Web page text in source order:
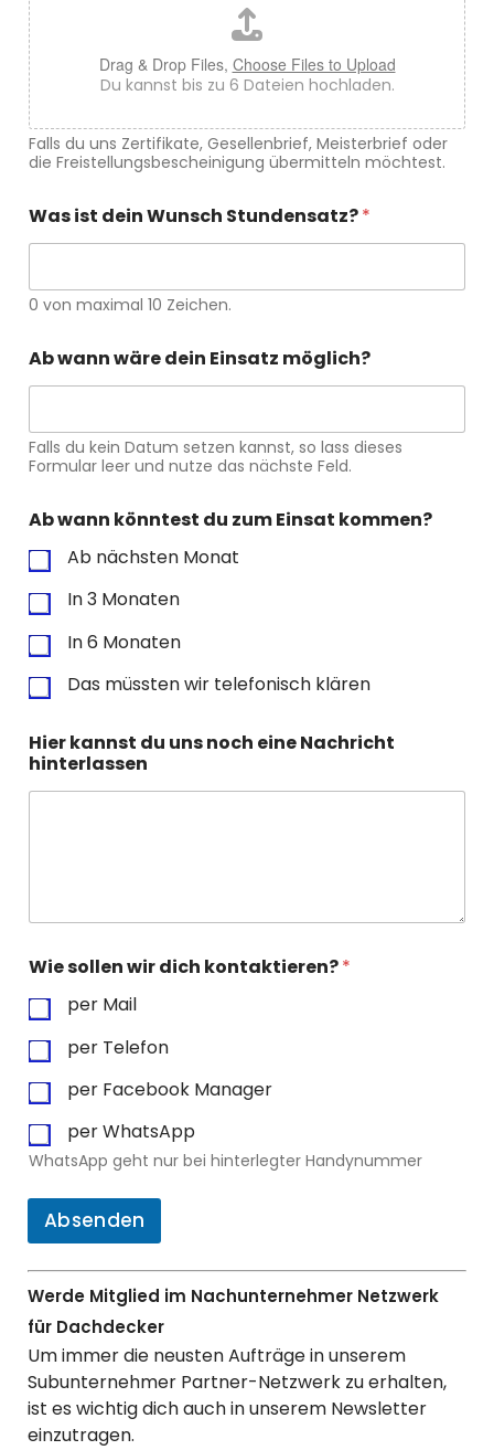
Drag & Drop Files, Choose Files to Upload
Du kannst bis zu 6 Dateien hochladen.
Falls du uns Zertifikate, Gesellenbrief, Meisterbrief oder
die Freistellungsbescheinigung übermitteln möchtest.
Was ist dein Wunsch Stundensatz?*
0 von maximal 10 Zeichen.
Ab wann wäre dein Einsatz möglich?
Falls du kein Datum setzen kannst, so lass dieses
Formular leer und nutze das nächste Feld.
Ab wann könntest du zum Einsat kommen?
Ab nächsten Monat
In 3 Monaten
In 6 Monaten
Das müssten wir telefonisch klären
Hier kannst du uns noch eine Nachricht
hinterlassen
Wie sollen wir dich kontaktieren?*
per Mail
per Telefon
per Facebook Manager
per WhatsApp
WhatsApp geht nur bei hinterlegter Handynummer
Absenden
Werde Mitglied im Nachunternehmer Netzwerk
für Dachdecker
Um immer die neusten Aufträge in unserem
Subunternehmer Partner-Netzwerk zu erhalten,
ist es wichtig dich auch in unserem Newsletter
einzutragen.